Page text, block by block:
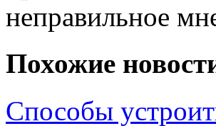
неправильное
Похожие
Способы